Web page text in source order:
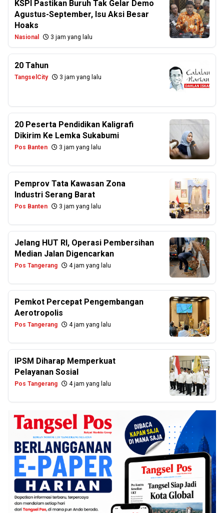
KSPI Pastikan Buruh Tak Gelar Demo
Agustus-September, Isu Aksi Besar
Hoaks
Nasional 3 jam yang lalu
20 Tahun
TangselCity 3 jam yang lalu
20 Peserta Pendidikan Kaligrafi
Dikirim Ke Lemka Sukabumi
Pos Banten 3 jam yang lalu
Pemprov Tata Kawasan Zona
Industri Serang Barat
Pos Banten 3 jam yang lalu
Jelang HUT RI, Operasi Pembersihan
Median Jalan Digencarkan
Pos Tangerang 4 jam yang lalu
Pemkot Percepat Pengembangan
Aerotropolis
Pos Tangerang 4 jam yang lalu
IPSM Diharap Memperkuat
Pelayanan Sosial
Pos Tangerang 4 jam yang lalu